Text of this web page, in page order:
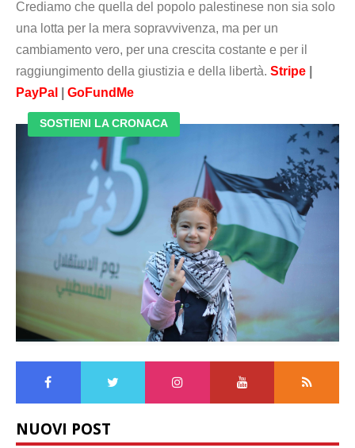
Crediamo che quella del popolo palestinese non sia solo
una lotta per la mera sopravvivenza, ma per un
cambiamento vero, per una crescita costante e per il
raggiungimento della giustizia e della libertà. Stripe
PayPal
GoFundMe
SOSTIENI LA CRONACA
NUOVI POST